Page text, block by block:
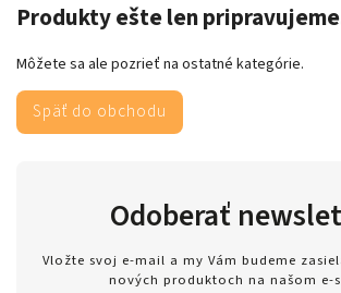
Produkty ešte len
Môžete sa ale pozrieť na ostatné kategórie.
Späť do obchodu
Odoberať
Vložte svoj e-mail a my Vám budeme
nových produktoch na našom e-